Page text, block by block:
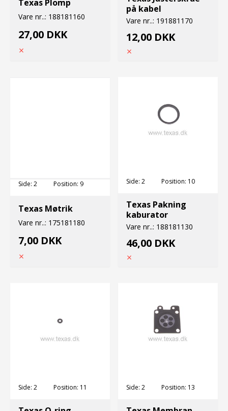
Texas Plomp
Vare nr..: 188181160
27,00 DKK
på kabel
Vare nr..: 191881170
12,00 DKK
Side: 2 Position: 9
Texas Møtrik
Vare nr..: 175181180
7,00 DKK
Side: 2 Position: 10
Texas Pakning
kaburator
Vare nr..: 188181130
46,00 DKK
Side: 2 Position: 11 Side: 2 Position: 13